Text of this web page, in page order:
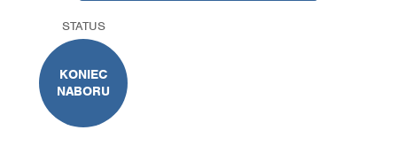
STATUS
KONIEC
NABORU